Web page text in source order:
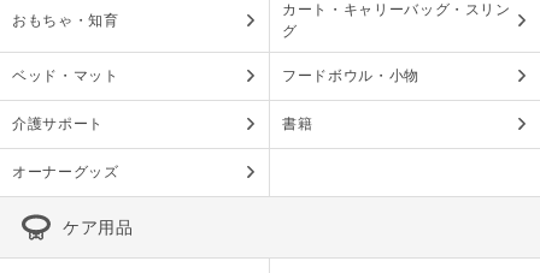
おもちゃ・知育
カート・キャリーバッグ・スリン
グ
ベッド・マット フードボウル・小物
介護サポート 書籍
オーナーグッズ
ケア用品